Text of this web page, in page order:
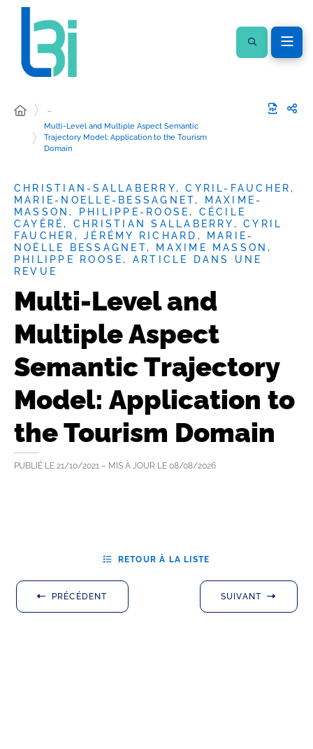
…
Multi-Level and Multiple Aspect Semantic
Trajectory Model: Application to the Tourism
Domain
CHRISTIAN-SALLABERRY, CYRIL-FAUCHER,
MARIE-NOELLE-BESSAGNET, MAXIME-
MASSON, PHILIPPE-ROOSE, CÉCILE
CAYÈRÉ, CHRISTIAN SALLABERRY, CYRIL
FAUCHER, JÉRÉMY RICHARD, MARIE-
NOËLLE BESSAGNET, MAXIME MASSON,
PHILIPPE ROOSE, ARTICLE DANS UNE
REVUE
Multi-Level and
Multiple Aspect
Semantic Trajectory
Model: Application to
the Tourism Domain
PUBLIÉ LE 21/10/2021 – MIS À JOUR LE 08/08/2026
PRÉCÉDENT
RETOUR À LA LISTE
SUIVANT